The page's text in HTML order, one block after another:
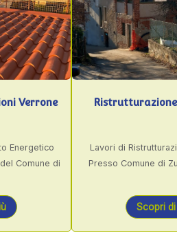
Ristrutturazione Stabili Vari
Lavori di Ristrutturazione Stabili Vari
Presso Comune di Zubiena Frazione